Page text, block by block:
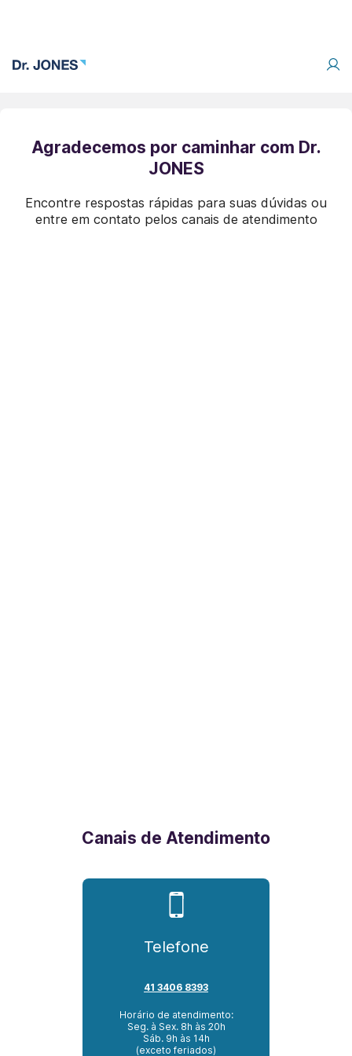
Agradecemos por caminhar com Dr.
JONES
Encontre respostas rápidas para suas dúvidas ou
entre em contato pelos canais de atendimento
Canais de Atendimento
Telefone
41 3406 8393
Horário de atendimento:
Seg. à Sex. 8h às 20h
Sáb. 9h às 14h
(exceto feriados)